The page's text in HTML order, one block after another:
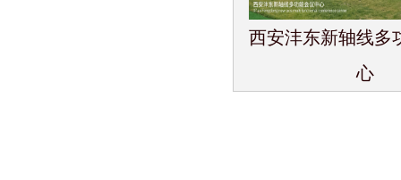
西安沣东新轴线多
心